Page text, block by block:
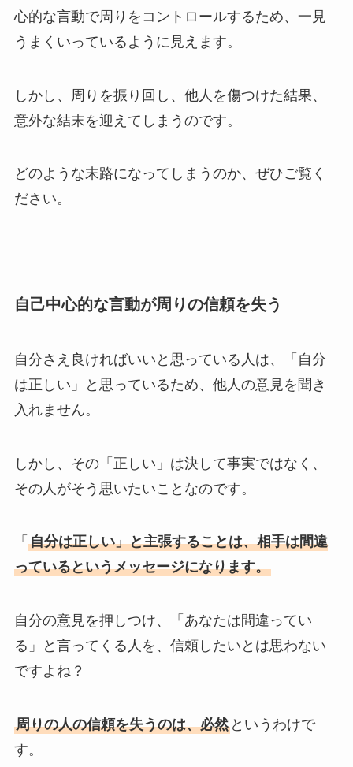
心的な言動で周りをコントロールするため、一見
うまくいっているように見えます。
しかし、周りを振り回し、他人を傷つけた結果、
意外な結末を迎えてしまうのです。
どのような末路になってしまうのか、ぜひご覧く
ださい。
自己中心的な言動が周りの信頼を失う
自分さえ良ければいいと思っている人は、「自分
は正しい」と思っているため、他人の意見を聞き
入れません。
しかし、その「正しい」は決して事実ではなく、
その人がそう思いたいことなのです。
「 自分は正しい」と主張することは、相手は間違
っているというメッセージになります。
自分の意見を押しつけ、「あなたは間違ってい
る」と言ってくる人を、信頼したいとは思わない
ですよね？
周りの人の信頼を失うのは、必然というわけで
す。